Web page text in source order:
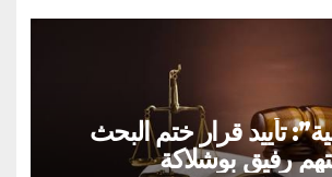
تأييد قرار ختم البحث
رفيق بوشلاكة